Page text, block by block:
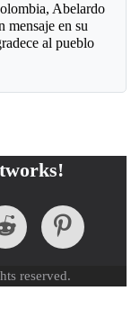
Abelardo
mensaje en su
al pueblo
reserved.